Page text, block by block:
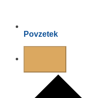
Povzetek